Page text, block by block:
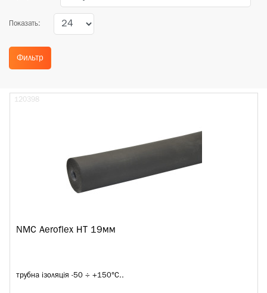
Показать:
Фильтр
NMC Aeroflex HT 19мм
трубна ізоляція -50 ÷ +150°C..
120398